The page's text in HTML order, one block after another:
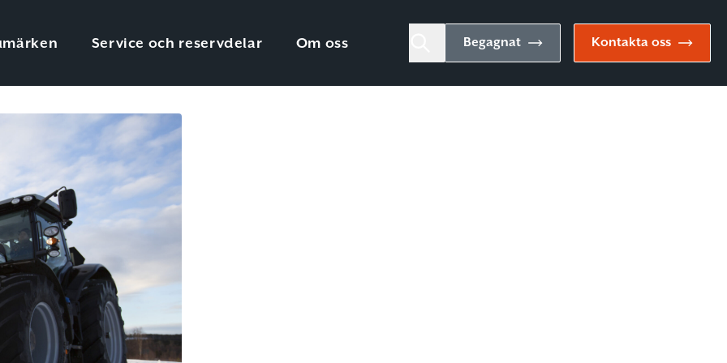
Service och reservdelar Om oss Begagnat Kontakta oss